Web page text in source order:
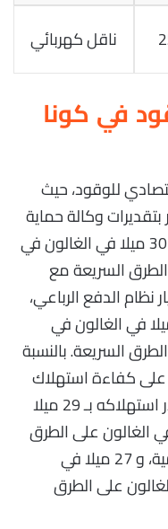
ناقل كهربائي
في كونا
2024 بأداء اقتصادي للوقود، حيث
الأساسي سعة 2.0 لتر بتقديرات وكالة حماية
البيئة (EPA) بمتوسط استهلاك يبلغ 30 ميلا في الغالون في
على الطرق السريعة مع
نظام الدفع الرباعي،
الاستهلاك إلى متوسط 28 ميلا في الغالون في
على الطرق السريعة. بالنسبة
1.6 لتر، يحافظ على كفاءة استهلاك
مماثلة للمحرك الأساسي، حيث يقدر استهلاكه بـ 29 ميلا
المدينة و 35 ميلا في الغالون على الطرق
السريعة مع الدفع بالعجلات الأمامية، و 27 ميلا في
و 32 ميلا في الغالون على الطرق